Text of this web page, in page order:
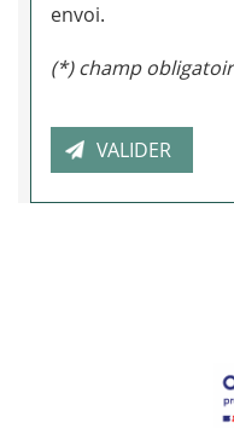
envoi.
(*) champ